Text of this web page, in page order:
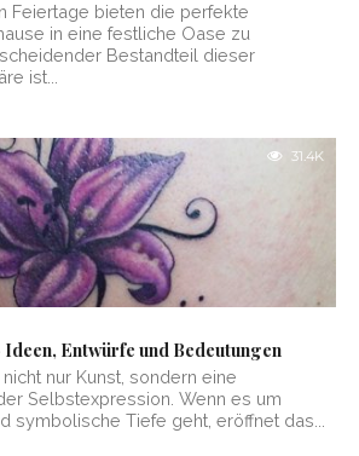
Feiertage bieten die perfekte
in eine festliche Oase zu
Bestandteil dieser
ist...
31.4K
Entwürfe und Bedeutungen
nur Kunst, sondern eine
Selbstexpression. Wenn es um
symbolische Tiefe geht, eröffnet das...